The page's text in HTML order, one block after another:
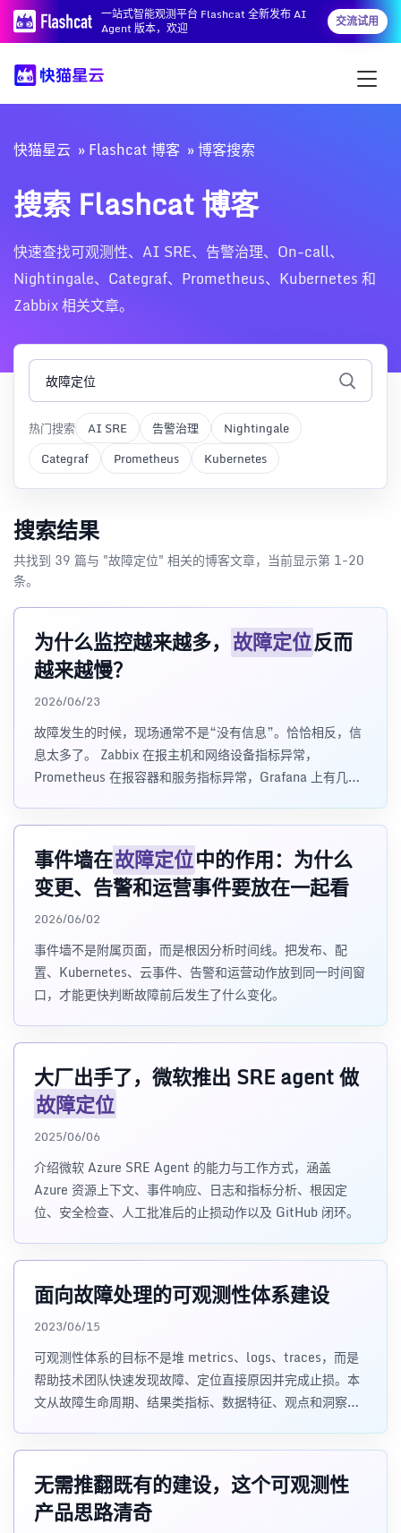
一站式智能观测平台 Flashcat 全新发布 AI
Agent 版本，欢迎
交流试用
快猫星云 Flashcat 博客 博客搜索
搜索 Flashcat 博客
快速查找可观测性、AI SRE、告警治理、On-call、
Nightingale、Categraf、Prometheus、Kubernetes 和
Zabbix 相关文章。
热门搜索 AI SRE 告警治理
Nightingale
Categraf
Prometheus Kubernetes
搜索结果
共找到 39 篇与 "故障定位" 相关的博客文章，当前显示第 1-20
条。
为什么监控越来越多， 故障定位反而
越来越慢？
2026/06/23
故障发生的时候，现场通常不是“没有信息”。恰恰相反，信
息太多了。 Zabbix 在报主机和网络设备指标异常，
Prometheus 在报容器和服务指标异常，Grafana 上有几十
事件墙在故障定位中的作用：为什么
变更、告警和运营事件要放在一起看
2026/06/02
事件墙不是附属页面，而是根因分析时间线。把发布、配
置、Kubernetes、云事件、告警和运营动作放到同一时间窗
口，才能更快判断故障前后发生了什么变化。
大厂出手了，微软推出 SRE agent 做
故障定位
2025/06/06
介绍微软 Azure SRE Agent 的能力与工作方式，涵盖
Azure 资源上下文、事件响应、日志和指标分析、根因定
位、安全检查、人工批准后的止损动作以及 GitHub 闭环。
面向故障处理的可观测性体系建设
2023/06/15
可观测性体系的目标不是堆 metrics、logs、traces，而是
帮助技术团队快速发现故障、定位直接原因并完成止损。本
文从故障生命周期、结果类指标、数据特征、观点和洞察几
无需推翻既有的建设，这个可观测性
产品思路清奇